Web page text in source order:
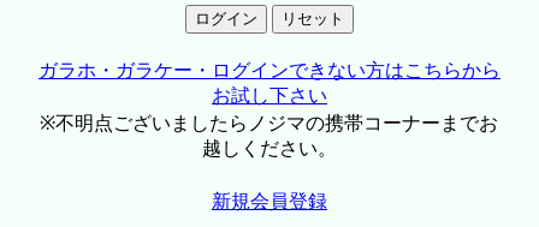
ガラホ・ガラケー・ログインできない方はこちらから
お試し下さい
※不明点ございましたらノジマの携帯コーナーまでお
越しください。
新規会員登録